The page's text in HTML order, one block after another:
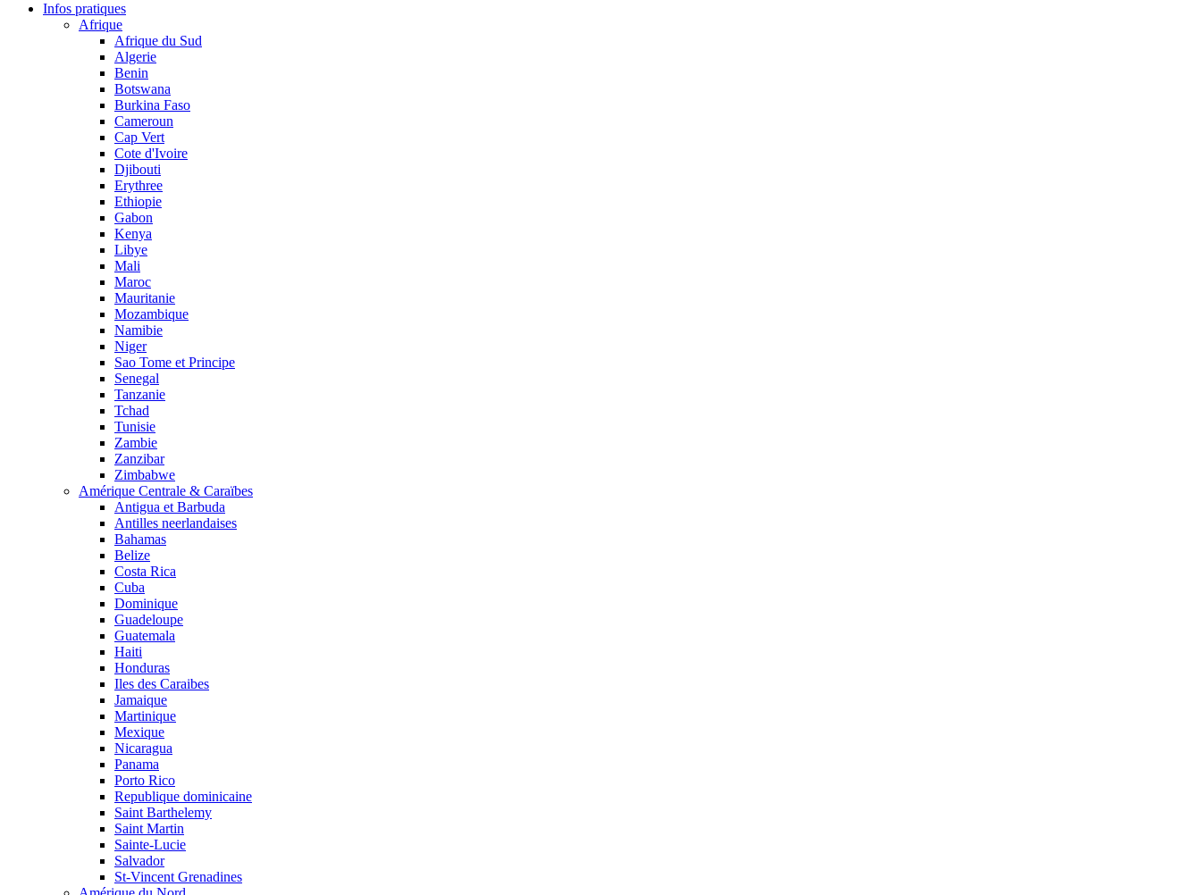
Infos pratiques
Afrique
Afrique du Sud
Algerie
Benin
Botswana
Burkina Faso
Cameroun
Cap Vert
Cote d'Ivoire
Djibouti
Erythree
Ethiopie
Gabon
Kenya
Libye
Mali
Maroc
Mauritanie
Mozambique
Namibie
Niger
Sao Tome et Principe
Senegal
Tanzanie
Tchad
Tunisie
Zambie
Zanzibar
Zimbabwe
Amérique Centrale & Caraïbes
Antigua et Barbuda
Antilles neerlandaises
Bahamas
Belize
Costa Rica
Cuba
Dominique
Guadeloupe
Guatemala
Haiti
Honduras
Iles des Caraibes
Jamaique
Martinique
Mexique
Nicaragua
Panama
Porto Rico
Republique dominicaine
Saint Barthelemy
Saint Martin
Sainte-Lucie
Salvador
St-Vincent Grenadines